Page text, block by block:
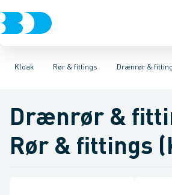
Kloak
VVSEl-teknik KloakVandforsyning
Rør & fittings
Rør & fittingsBrønde Brøndgods
Drænrør &
Glatte rør & fittingsLette rør & fittings
Drænrør &
Rør & fittings